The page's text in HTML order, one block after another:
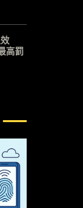
效
高罰